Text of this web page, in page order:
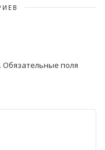
Обязательные поля